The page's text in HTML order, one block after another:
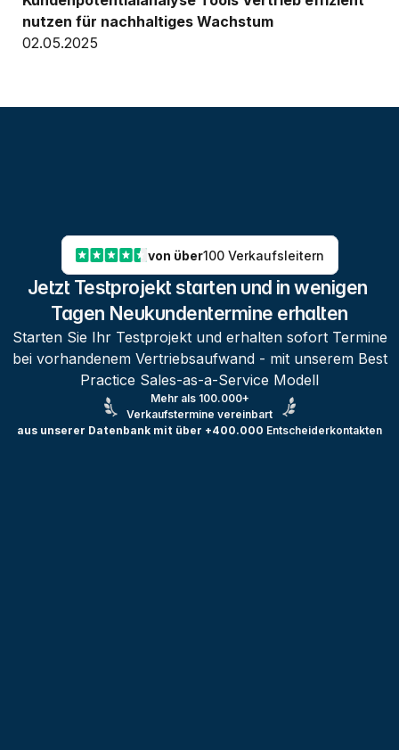
nutzen für nachhaltiges Wachstum
02.05.2025
von über100 Verkaufsleitern
Jetzt Testprojekt starten und in wenigen
Tagen Neukundentermine erhalten
Starten Sie Ihr Testprojekt und erhalten sofort Termine
bei vorhandenem Vertriebsaufwand - mit unserem Best
Practice Sales-as-a-Service Modell
Mehr als 100.000+
Verkaufstermine vereinbart
aus unserer Datenbank mit über +400.000 Entscheiderkontakten